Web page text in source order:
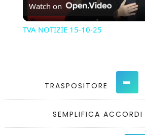
Video
Watch on
TVA NOTIZIE 15-10-25
TRASPOSITORE -
SEMPLIFICA ACCORDI